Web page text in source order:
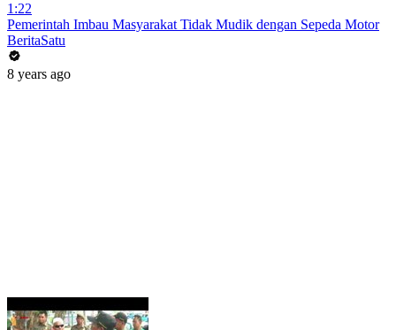
1:22
Pemerintah Imbau Masyarakat Tidak Mudik dengan Sepeda Motor
BeritaSatu
8 years ago